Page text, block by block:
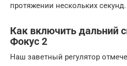
протяжении нескольких секунд.
Как включить дальний
Фокус 2
Наш заветный регулятор